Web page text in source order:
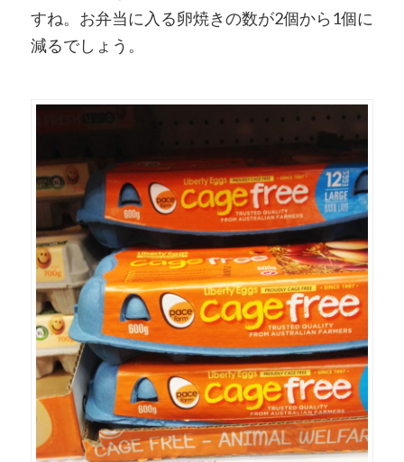
すね。お弁当に入る卵焼きの数が2個から1個に
減るでしょう。